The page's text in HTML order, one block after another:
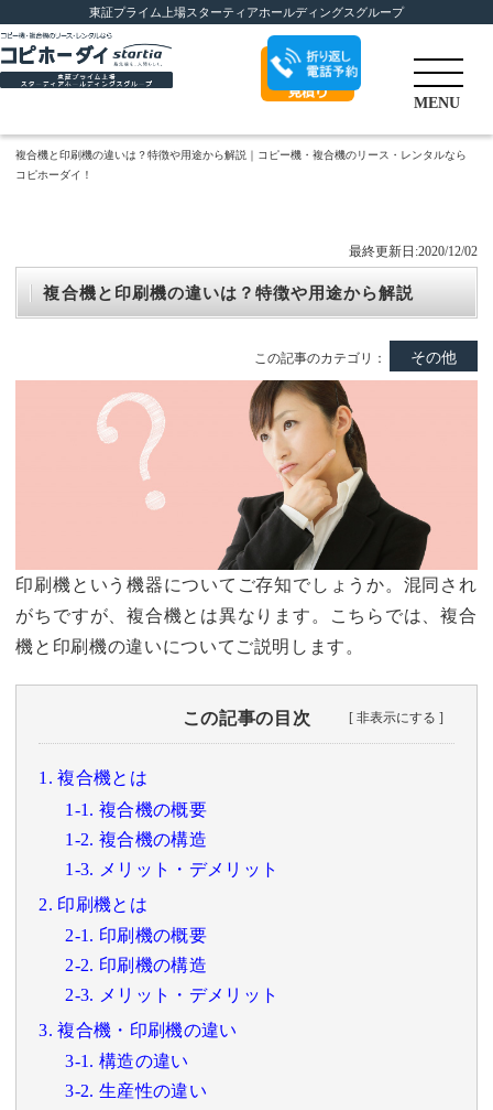
東証プライム上場スターティアホールディングスグループ
折り返し電話予
MENU
複合機と印刷機の違いは？特徴や用途から解説｜コピー機・複合機のリース・レンタルなら
コピホーダイ！
最終更新日:2020/12/02
複合機と印刷機の違いは？特徴や用途から解説
この記事のカテゴリ： その他
印刷機という機器についてご存知でしょうか。混同され
がちですが、複合機とは異なります。こちらでは、複合
機と印刷機の違いについてご説明します。
この記事の目次
1. 複合機とは
1-1. 複合機の概要
1-2. 複合機の構造
1-3. メリット・デメリット
2. 印刷機とは
2-1. 印刷機の概要
2-2. 印刷機の構造
2-3. メリット・デメリット
3. 複合機・印刷機の違い
3-1. 構造の違い
3-2. 生産性の違い